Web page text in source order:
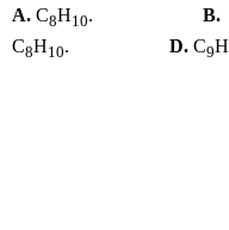
A. C8H10. B.
C8H10. D. C9H